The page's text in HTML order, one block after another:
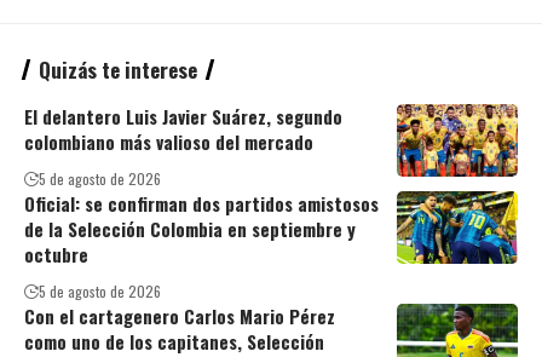
Quizás te interese
El delantero Luis Javier Suárez, segundo
colombiano más valioso del mercado
5 de agosto de 2026
Oficial: se confirman dos partidos amistosos
de la Selección Colombia en septiembre y
octubre
5 de agosto de 2026
Con el cartagenero Carlos Mario Pérez
como uno de los capitanes, Selección